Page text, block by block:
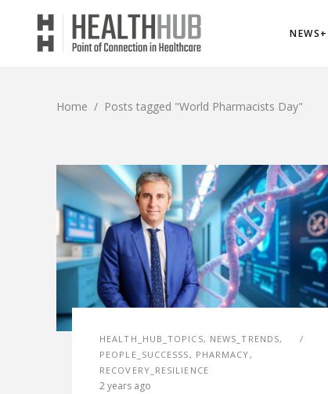
Home / Posts tagged "World Pharmacists Day"
HEALTH_HUB_TOPICS, NEWS_TRENDS,
PEOPLE_SUCCESSS, PHARMACY,
RECOVERY_RESILIENCE
2 years ago